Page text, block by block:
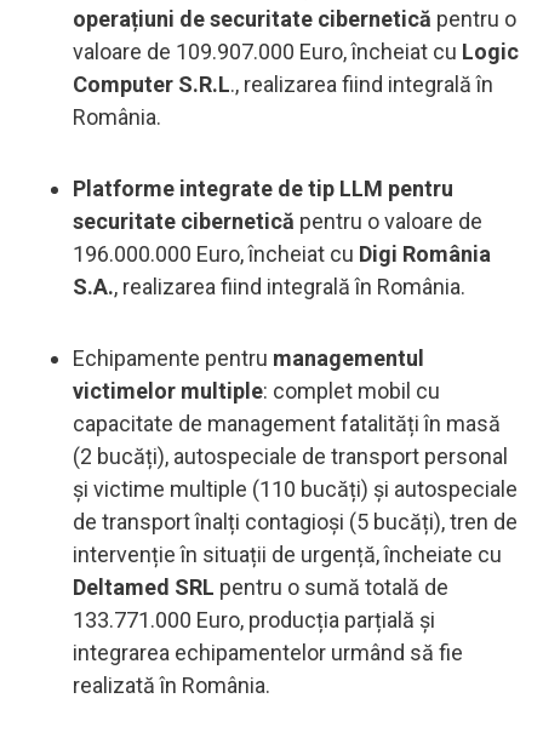
operațiuni de securitate cibernetică pentru o
valoare de 109.907.000 Euro, încheiat cu Logic
Computer S.R.L., realizarea fiind integrală în
România.
Platforme integrate de tip LLM pentru
securitate cibernetică pentru o valoare de
196.000.000 Euro, încheiat cu Digi România
S.A., realizarea fiind integrală în România.
Echipamente pentru managementul
victimelor multiple: complet mobil cu
capacitate de management fatalități în masă
(2 bucăți), autospeciale de transport personal
și victime multiple (110 bucăți) și autospeciale
de transport înalți contagioși (5 bucăți), tren de
intervenție în situații de urgență, încheiate cu
Deltamed SRL pentru o sumă totală de
133.771.000 Euro, producția parțială și
integrarea echipamentelor urmând să fie
realizată în România.